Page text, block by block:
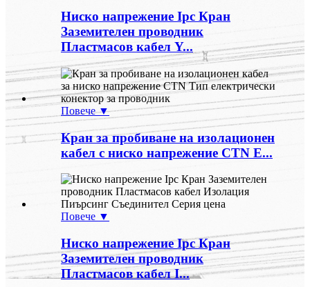
Ниско напрежение Ipc Кран
Заземителен проводник
Пластмасов кабел Y...
Повече ▼
Кран за пробиване на изолационен
кабел с ниско напрежение CTN E...
Повече ▼
Ниско напрежение Ipc Кран
Заземителен проводник
Пластмасов кабел I...